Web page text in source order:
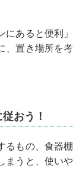
にあると便利
、置き場所を
おう！
るもの、食器
まうと、使い